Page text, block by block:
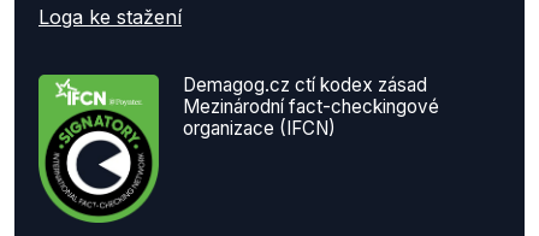
Loga ke stažení
Demagog.cz ctí kodex zásad
Mezinárodní fact-checkingové
organizace (IFCN)